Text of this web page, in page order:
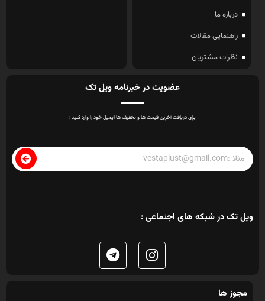
درباره ما
راهنمایی مقالات
نظرات مشتریان
عضویت در خبرنامه ویل تک
برای دریافت آخرین قیمت ها و تخفیف ها ایمیل خود را وارد کنید :
ویل تک در شبکه های اجتماعی :
مجوز ها